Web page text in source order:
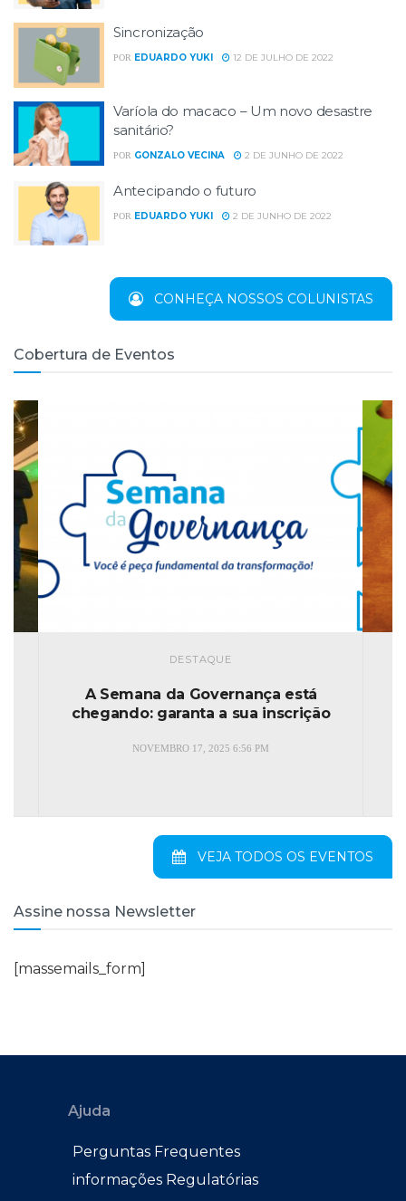
Sincronização
POR EDUARDO YUKI 12 DE JULHO DE 2022
Varíola do macaco – Um novo desastre
sanitário?
POR GONZALO VECINA 2 DE JUNHO DE 2022
Antecipando o futuro
POR EDUARDO YUKI 2 DE JUNHO DE 2022
CONHEÇA NOSSOS COLUNISTAS
Cobertura de Eventos
DESTAQUE
Webinar da Faculdade Unimed
aborda desafios e modelos de
VEJA TODOS OS EVENTOS
Assine nossa Newsletter
[massemails_form]
Ajuda
Perguntas Frequentes
informações Regulatórias